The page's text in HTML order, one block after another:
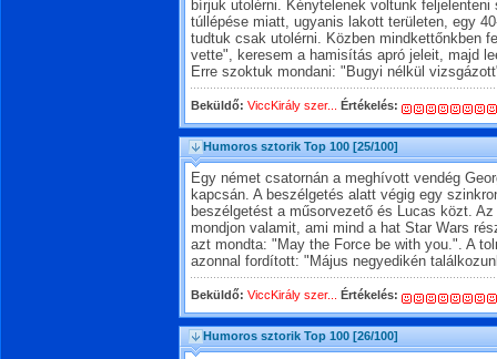
bírjuk utolérni. Kénytelenek voltunk
túllépése miatt, ugyanis lakott területen, egy
tudtuk csak utolérni. Közben mindkettőnkben
vette", keresem a hamisítás apró jeleit, majd
Erre szoktuk mondani: "Bugyi nélkül
Beküldő: ViccKirály szer... Értékelés:
Humoros sztorik Top 100 [25/100]
Egy német csatornán a meghívott vendég
kapcsán. A beszélgetés alatt végig egy
beszélgetést a műsorvezető és Lucas közt.
mondjon valamit, ami mind a hat Star Wars
azt mondta: "May the Force be with you.". A
azonnal fordított: "Május negyedikén
Beküldő: ViccKirály szer... Értékelés:
Humoros sztorik Top 100 [26/100]